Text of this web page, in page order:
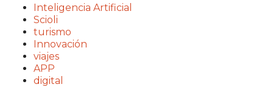
Inteligencia Artificial
Scioli
turismo
Innovación
viajes
APP
digital